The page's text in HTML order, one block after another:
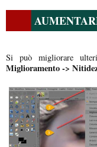
Si può migliorare
Miglioramento ->